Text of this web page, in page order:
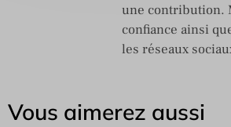
une contribution.
confiance ainsi
les réseaux
Vous aimerez aussi